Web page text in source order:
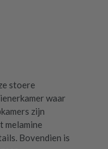
stoere
waar
zijn
melamine
Bovendien is